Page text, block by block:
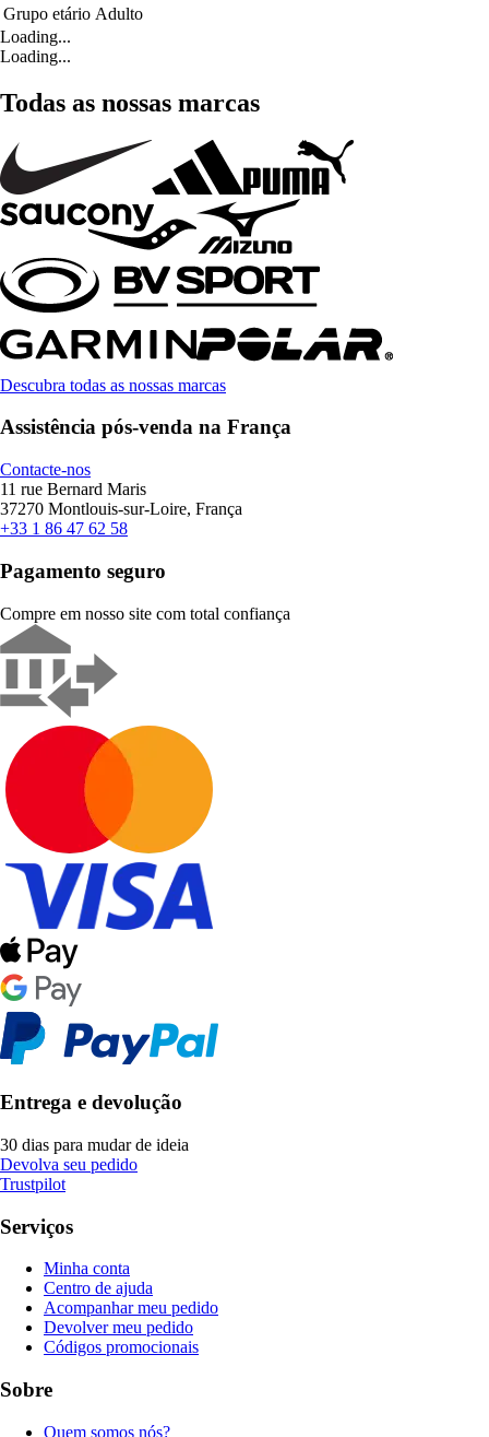
Grupo etário Adulto
Loading...
Loading...
Todas as nossas marcas
Descubra todas as nossas marcas
Assistência pós-venda na França
Contacte-nos
11 rue Bernard Maris
37270 Montlouis-sur-Loire, França
+33 1 86 47 62 58
Pagamento seguro
Compre em nosso site com total confiança
Entrega e devolução
30 dias para mudar de ideia
Devolva seu pedido
Trustpilot
Serviços
Minha conta
Centro de ajuda
Acompanhar meu pedido
Devolver meu pedido
Códigos promocionais
Sobre
Quem somos nós?